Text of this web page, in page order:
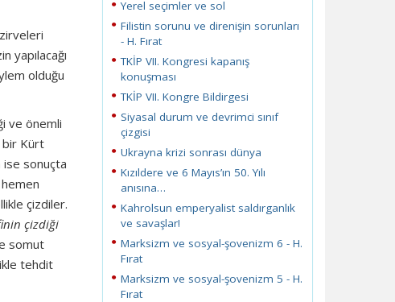
yapılacağı
olduğu
ve önemli
bir Kürt
ise sonuçta
hemen
çizdiler.
çizdiği
somut
tehdit
Yerel seçimler ve sol
Filistin sorunu ve direnişin sorunları
- H. Fırat
TKİP VII. Kongresi kapanış
konuşması
TKİP VII. Kongre Bildirgesi
Siyasal durum ve devrimci sınıf
çizgisi
Ukrayna krizi sonrası dünya
Kızıldere ve 6 Mayıs’ın 50. Yılı
anısına…
Kahrolsun emperyalist saldırganlık
ve savaşlar!
Marksizm ve sosyal-şovenizm 6 - H.
Fırat
Marksizm ve sosyal-şovenizm 5 - H.
Fırat